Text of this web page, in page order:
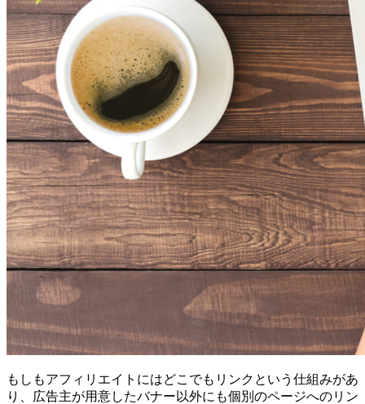
もしもアフィリエイトにはどこでもリンクという仕組みがあ
り、広告主が用意したバナー以外にも個別のページへのリン